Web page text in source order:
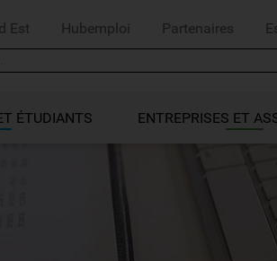
Est Hubemploi Partenaires
ÉTUDIANTS ENTREPRISES ET